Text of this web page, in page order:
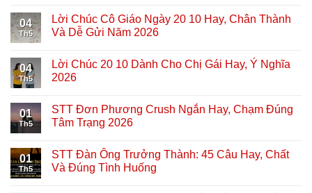
04
Th5
Lời Chúc Cô Giáo Ngày 20 10 Hay, Chân Thành
Và Dễ Gửi Năm 2026
04
Th5
Lời Chúc 20 10 Dành Cho Chị Gái Hay, Ý Nghĩa
2026
01
Th5
STT Đơn Phương Crush Ngắn Hay, Chạm Đúng
Tâm Trạng 2026
01
Th5
STT Đàn Ông Trưởng Thành: 45 Câu Hay, Chất
Và Đúng Tình Huống